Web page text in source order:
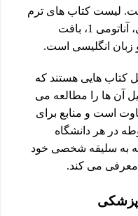
لیست کتاب های ترم
اول رشته پزشکی شامل بیوشیمی، آناتومی 1، بافت
انگلیسی است.
کتاب هایی هستند که
آن ها را مطالعه می
است و منابع برای
در هر دانشگاه
به سلیقه شخصی خود
معرفی می کند.
پزشکی